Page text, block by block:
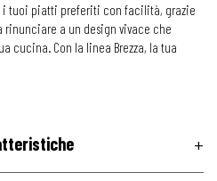
i tuoi piatti preferiti con facilità, grazie
rinunciare a un design vivace che
cucina. Con la linea Brezza, la tua